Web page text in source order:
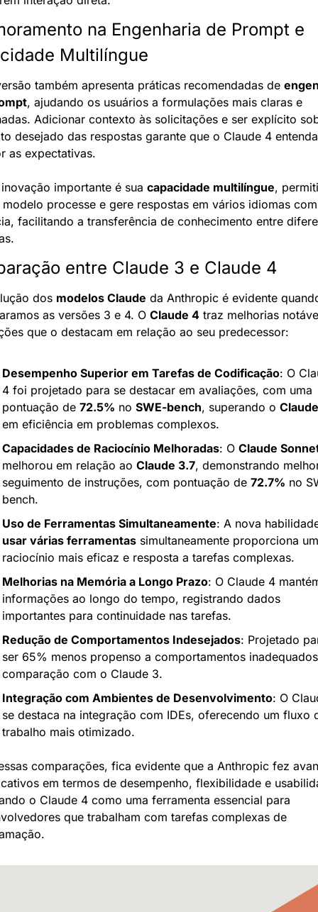
na Engenharia de Prompt e
Multilíngue
também apresenta práticas recomendadas de
, ajudando os usuários a formulações mais claras e
Adicionar contexto às solicitações e ser explícito
desejado das respostas garante que o Claude 4 entenda
as expectativas.
importante é sua capacidade multilíngue,
processe e gere respostas em vários idiomas com
facilitando a transferência de conhecimento entre
entre Claude 3 e Claude 4
dos modelos Claude da Anthropic é evidente
as versões 3 e 4. O Claude 4 traz melhorias
que o destacam em relação ao seu predecessor:
Desempenho Superior em Tarefas de Codificação: O
4 foi projetado para se destacar em avaliações, com uma
pontuação de 72.5% no SWE-bench, superando o
em eficiência em problemas complexos.
Capacidades de Raciocínio Melhoradas: O Claude
melhorou em relação ao Claude 3.7, demonstrando
seguimento de instruções, com pontuação de 72.7% no
bench.
Uso de Ferramentas Simultaneamente
usar várias ferramentas simultaneamente proporciona um
raciocínio mais eficaz e resposta a tarefas complexas.
Melhorias na Memória a Longo Prazo: O Claude 4
informações ao longo do tempo, registrando dados
importantes para continuidade nas tarefas.
Redução de Comportamentos Indesejados: Projetado
ser 65% menos propenso a comportamentos
comparação com o Claude 3.
Integração com Ambientes de Desenvolvimento: O
se destaca na integração com IDEs, oferecendo um fluxo
trabalho mais otimizado.
comparações, fica evidente que a Anthropic fez
em termos de desempenho, flexibilidade e
o Claude 4 como uma ferramenta essencial para
que trabalham com tarefas complexas de